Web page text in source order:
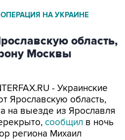
НА УКРАИНЕ
область,
Москвы
- Украинские
Ярославскую область,
на выезде из Ярославля
сообщил в ночь
региона Михаил